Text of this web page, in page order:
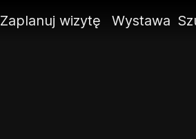
Zaplanuj wizytę Wystawa